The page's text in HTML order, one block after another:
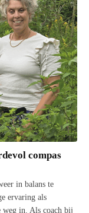
compas
in balans te
ervaring als
weg in. Als coach bij